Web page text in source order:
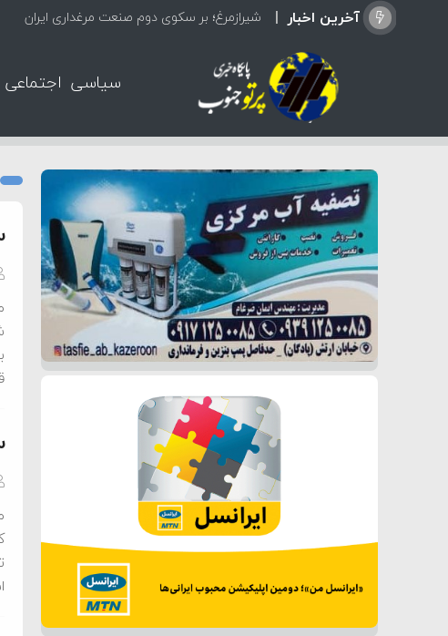
آخرین اخبار شیرازمرغ؛ بر سکوی دوم صنعت مرغداری ایران
سیاسی اجتماعی